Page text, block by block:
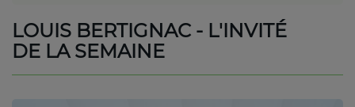
Emissions
LOUIS BERTIGNAC - L'INVITÉ
DE LA SEMAINE